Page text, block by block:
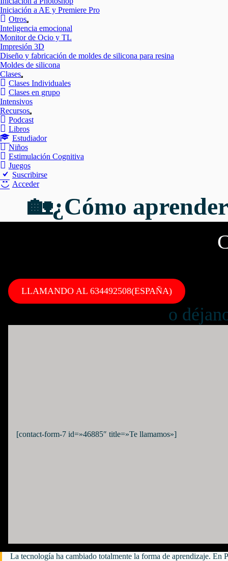
Iniciación a AE y Premiere Pro
Otros
Mostrar
el
submenú
Inteligencia emocional
Monitor de Ocio y TL
Impresión 3D
Diseño y fabricación de moldes de silicona para resina
Moldes de silicona
Clases
Mostrar
el
submenú
Clases Individuales
Clases en grupo
Intensivos
Recursos
Mostrar
el
Podcast
Libros
Estudiador
Niños
Estimulación Cognitiva
Juegos
Suscribirse
Acceder
🏡¿Cómo
LLAMANDO AL 634492508(ESPAÑA)
o
[contact-form-7 id=»46885″ title=»Te llamamos»]
La tecnología ha cambiado totalmente la forma de aprendizaje. En